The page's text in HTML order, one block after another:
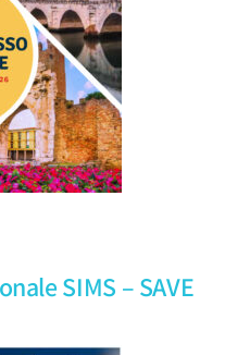
SIMS – SAVE